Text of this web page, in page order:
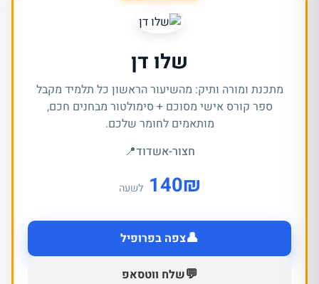
שלו דן
מתכנת ומורה ותיק: מהשיעור הראשון כל תלמיד מקבל
ספר קורס אישי מסוכם + סימולטור מבחנים חכם,
מותאמים לחומר שלכם.
חצור-אשדוד📍
₪
140 לשעה
👤צפה בפרופיל
💬שלח ווטסאפ